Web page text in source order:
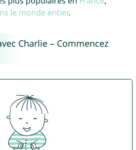
le monde entier.
Charlie – Commencez